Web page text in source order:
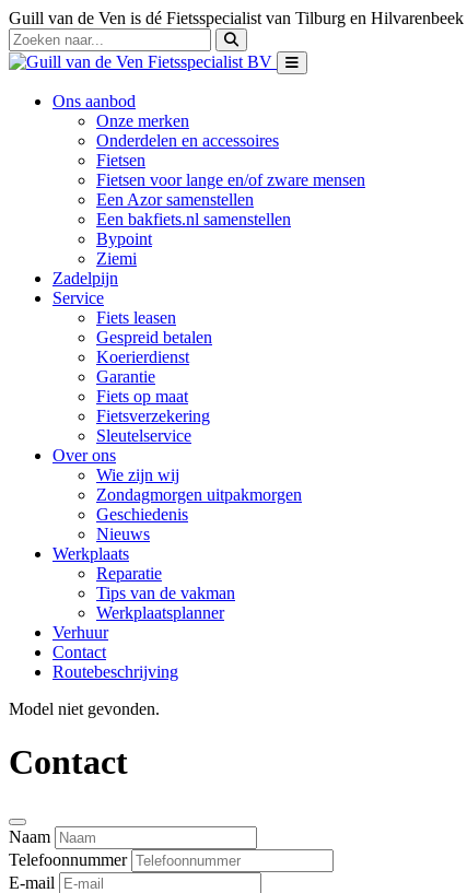
Guill van de Ven is dé Fietsspecialist van Tilburg en Hilvarenbeek
Ons aanbod
Onze merken
Onderdelen en accessoires
Fietsen
Fietsen voor lange en/of zware mensen
Een Azor samenstellen
Een bakfiets.nl samenstellen
Bypoint
Ziemi
Zadelpijn
Service
Fiets leasen
Gespreid betalen
Koerierdienst
Garantie
Fiets op maat
Fietsverzekering
Sleutelservice
Over ons
Wie zijn wij
Zondagmorgen uitpakmorgen
Geschiedenis
Nieuws
Werkplaats
Reparatie
Tips van de vakman
Werkplaatsplanner
Verhuur
Contact
Routebeschrijving
Model niet gevonden.
Contact
Naam
Telefoonnummer
E-mail